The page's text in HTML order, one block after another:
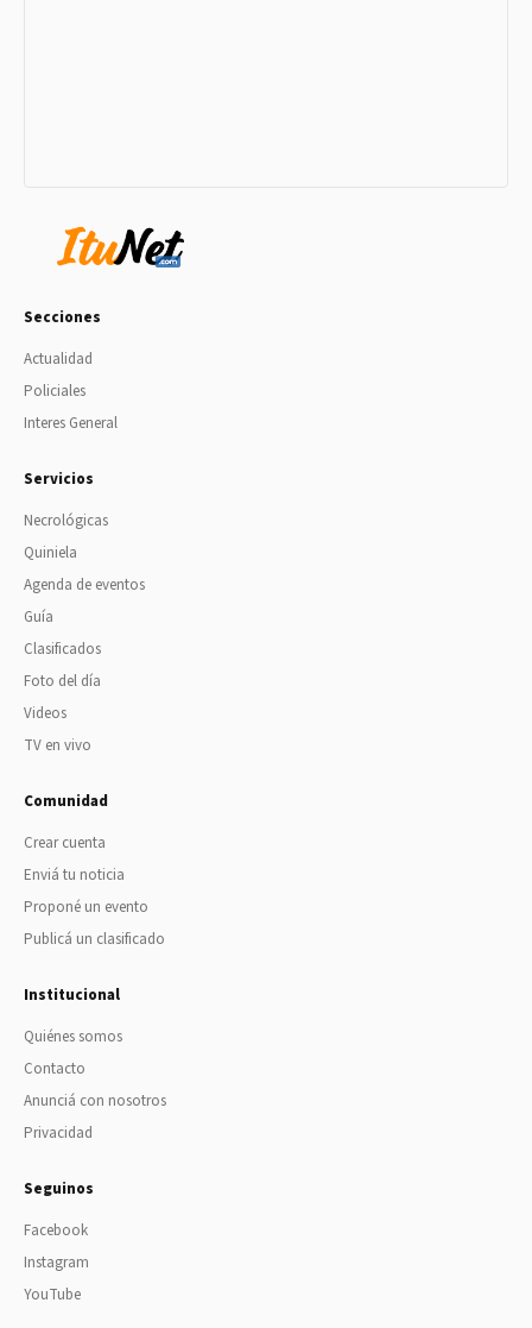
Secciones
Actualidad
Policiales
Interes General
Servicios
Necrológicas
Quiniela
Agenda de eventos
Guía
Clasificados
Foto del día
Videos
TV en vivo
Comunidad
Crear cuenta
Enviá tu noticia
Proponé un evento
Publicá un clasificado
Institucional
Quiénes somos
Contacto
Anunciá con nosotros
Privacidad
Seguinos
Facebook
Instagram
YouTube